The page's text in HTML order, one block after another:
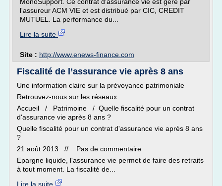
l'assureur ACM VIE et est distribué par CIC, CREDIT
MUTUEL. La performance du...
Lire la suite
Site : http://www.enews-finance.com
Fiscalité de l’assurance vie après 8 ans
Une information claire sur la prévoyance patrimoniale
Retrouvez-nous sur les réseaux
Accueil / Patrimoine / Quelle fiscalité pour un contrat
d'assurance vie après 8 ans ?
Quelle fiscalité pour un contrat d'assurance vie après 8 ans
?
21 août 2013 // Pas de commentaire
Epargne liquide, l'assurance vie permet de faire des retraits
à tout moment. La fiscalité de...
Lire la suite